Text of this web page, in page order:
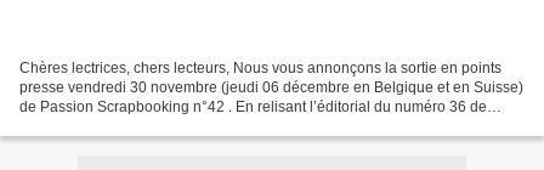
Chères lectrices, chers lecteurs, Nous vous annonçons la sortie en points
presse vendredi 30 novembre (jeudi 06 décembre en Belgique et en Suisse)
de Passion Scrapbooking n°42 . En relisant l’éditorial du numéro 36 de